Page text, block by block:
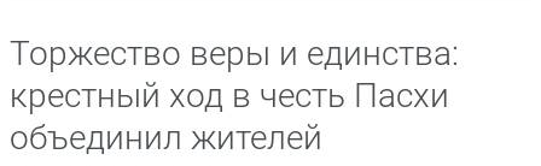
Торжество веры и единства:
крестный ход в честь Пасхи
объединил жителей